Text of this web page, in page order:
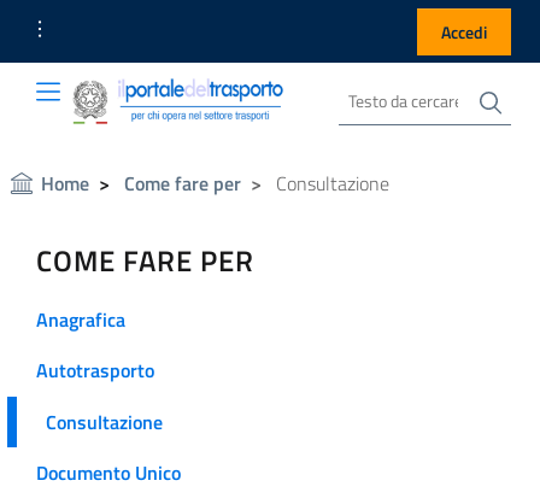
Link Utili Accedi
Portale del Trasporto
Portale del Trasporto Cerca nel sito
Home Come fare per Consultazione
COME FARE PER
Anagrafica
Autotrasporto
Consultazione
Documento Unico